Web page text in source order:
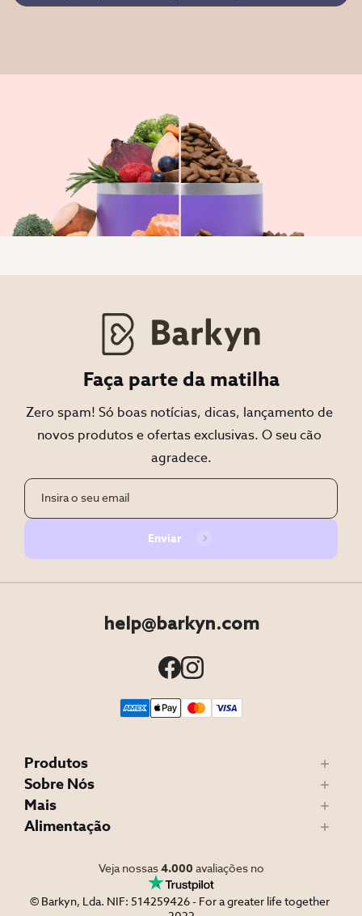
Faça parte da matilha
Zero spam! Só boas notícias, dicas, lançamento de
novos produtos e ofertas exclusivas. O seu cão
agradece.
Enviar
help@barkyn.com
Produtos
Sobre Nós
Mais
Alimentação
Veja nossas 4.000 avaliações no
© Barkyn, Lda. NIF: 514259426 - For a greater life together